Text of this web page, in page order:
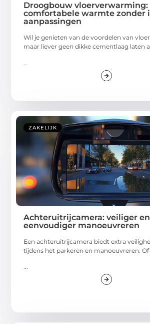
Droogbouw vloerverwarming:
comfortabele warmte zonder
aanpassingen
Wil je genieten van de voordelen van
maar liever geen dikke cementlaag laten
ZAKELIJK
Achteruitrijcamera: veiliger en
eenvoudiger manoeuvreren
Een achteruitrijcamera biedt extra
tijdens het parkeren en manoeuvreren. Of
...